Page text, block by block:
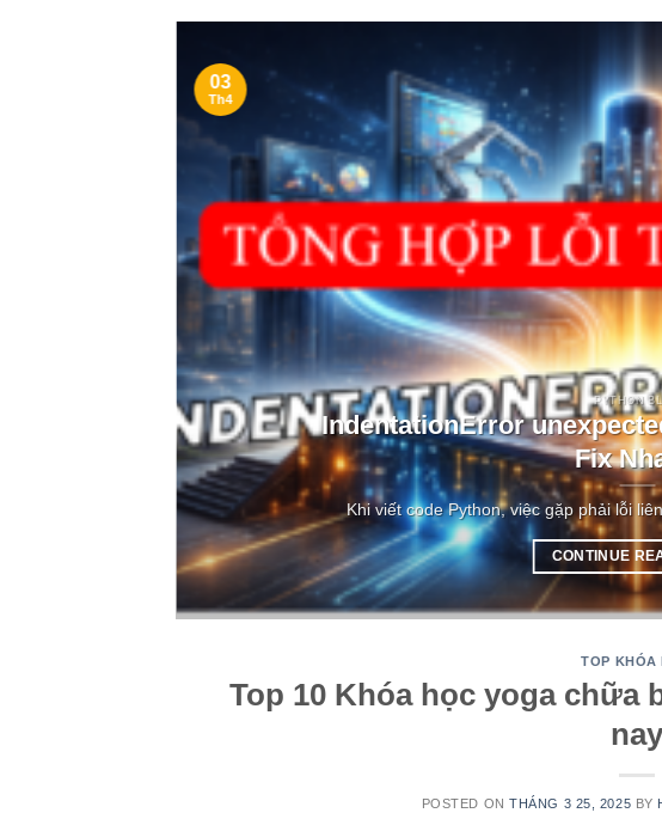
PYTHON
IndentationError
Fix
Khi viết code Python, việc gặp phải lỗi
CONTINUE
03
Th4
TOP KHÓA
Top 10 Khóa học yoga chữa
POSTED ONTHÁNG 3 25, 2025 BY